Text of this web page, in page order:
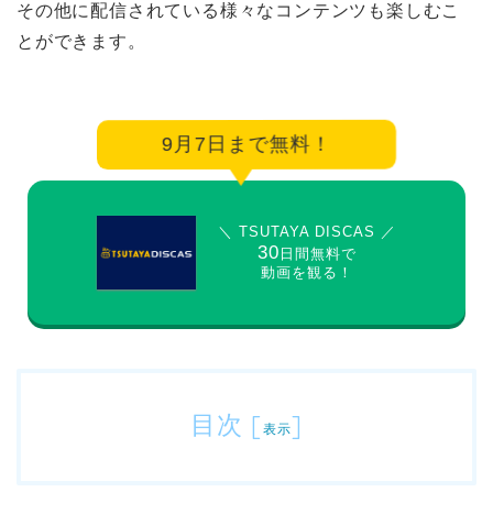
その他に配信されている様々なコンテンツも楽しむこ
とができます。
9月7日まで無料！
＼ TSUTAYA DISCAS ／
30 日間無料で
動画を観る！
目次 [ 表示]